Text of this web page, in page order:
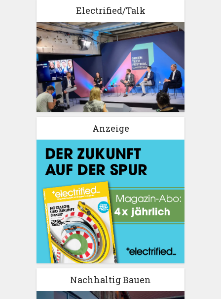
Electrified/Talk
Anzeige
Nachhaltig Bauen